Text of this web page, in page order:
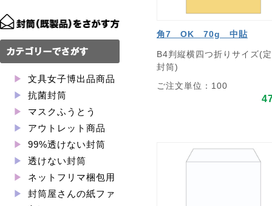
文具女子博出品商品
抗菌封筒
マスクふうとう
アウトレット商品
99%透けない封筒
透けない封筒
ネットフリマ梱包用
封筒屋さんの紙ファ
角7 OK 70g 中貼
B4判縦横四つ折りサイズ(
封筒)
ご注文単位：100